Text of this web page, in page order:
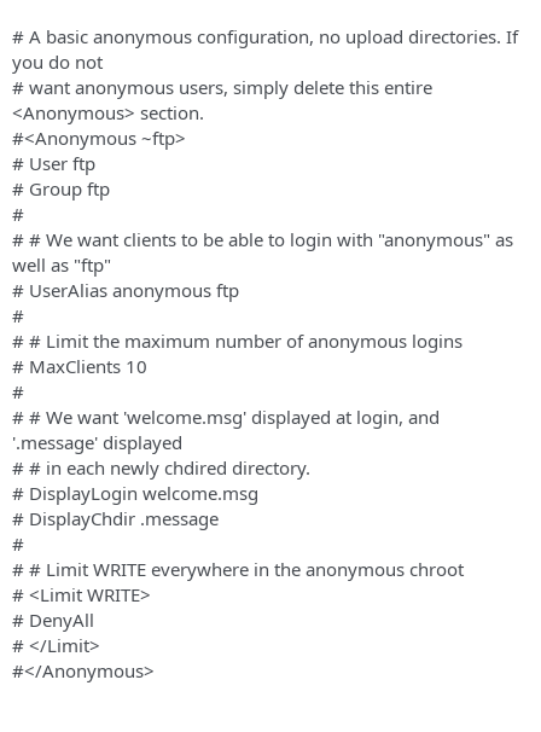
# A basic anonymous configuration, no upload directories. If
you do not
# want anonymous users, simply delete this entire
<Anonymous> section.
#<Anonymous ~ftp>
# User ftp
# Group ftp
#
# # We want clients to be able to login with "anonymous" as
well as "ftp"
# UserAlias anonymous ftp
#
# # Limit the maximum number of anonymous logins
# MaxClients 10
#
# # We want 'welcome.msg' displayed at login, and
'.message' displayed
# # in each newly chdired directory.
# DisplayLogin welcome.msg
# DisplayChdir .message
#
# # Limit WRITE everywhere in the anonymous chroot
# <Limit WRITE>
# DenyAll
# </Limit>
#</Anonymous>